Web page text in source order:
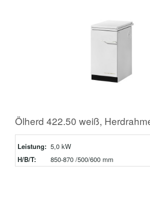
Ölherd 422.50 weiß,
Leistung: 5,0 kW
H/B/T:
850-870 /500/600 mm